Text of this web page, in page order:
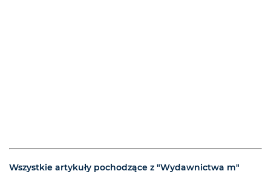
Wszystkie artykuły pochodzące z "Wydawnictwa m"